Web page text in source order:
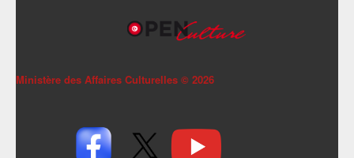
Ministère des Affaires Culturelles © 2026